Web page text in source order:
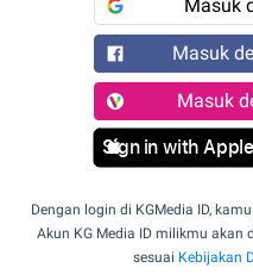
Masuk
Masuk
Masuk
Sign in with Apple
Dengan login di KGMedia ID,
Akun KG Media ID milikmu
sesuai Kebijakan